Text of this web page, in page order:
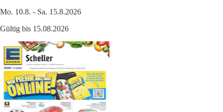
Mo. 10.8. - Sa. 15.8.2026
Gültig bis 15.08.2026